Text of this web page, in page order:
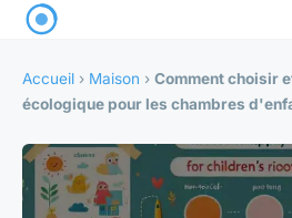
Accueil › Maison › Comment choisir
écologique pour les chambres